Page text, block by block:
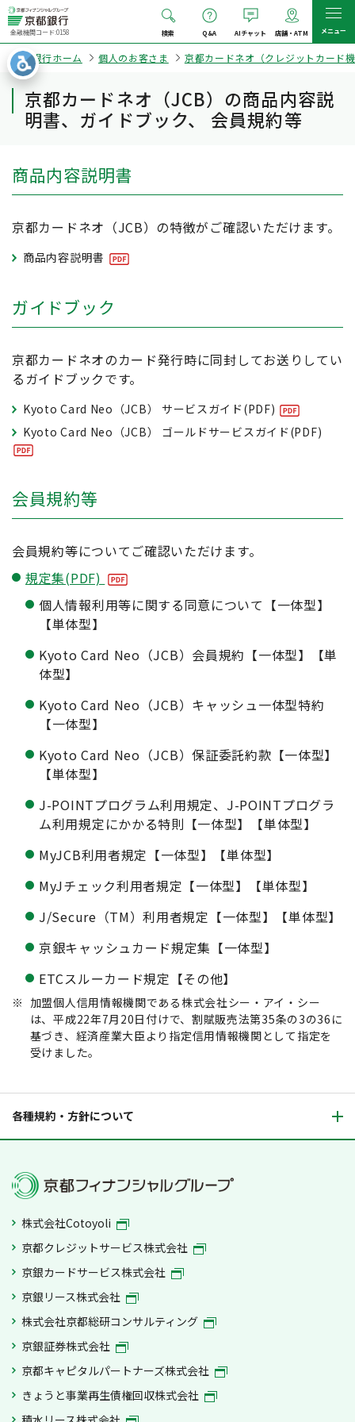
金融機関コード:0158 検索 Q&A AIチャット 店舗・ATM メニュー
京都銀行ホーム 個人のお客さま 京都カードネオ（クレジットカード
京都カードネオ（JCB）の商品内容説
明書、ガイドブック、 会員規約等
商品内容説明書
京都カードネオ（JCB）の特徴がご確認いただけます。
商品内容説明書
ガイドブック
京都カードネオのカード発行時に同封してお送りしてい
るガイドブックです。
Kyoto Card Neo（JCB） サービスガイド(PDF)
Kyoto Card Neo（JCB） ゴールドサービスガイド(PDF)
会員規約等
会員規約等についてご確認いただけます。
規定集(PDF)
個人情報利用等に関する同意について【一体型】
【単体型】
Kyoto Card Neo（JCB）会員規約【一体型】【単
体型】
Kyoto Card Neo（JCB）キャッシュ一体型特約
【一体型】
Kyoto Card Neo（JCB）保証委託約款【一体型】
【単体型】
J-POINTプログラム利用規定、J-POINTプログラ
ム利用規定にかかる特則【一体型】【単体型】
MyJCB利用者規定【一体型】【単体型】
MyJチェック利用者規定【一体型】【単体型】
J/Secure（TM）利用者規定【一体型】【単体型】
京銀キャッシュカード規定集【一体型】
ETCスルーカード規定【その他】
※ 加盟個人信用情報機関である株式会社シー・アイ・シー
は、平成22年7月20日付けで、割賦販売法第35条の3の36に
基づき、経済産業大臣より指定信用情報機関として指定を
受けました。
各種規約・方針について
株式会社Cotoyoli
京都クレジットサービス株式会社
京銀カードサービス株式会社
京銀リース株式会社
株式会社京都総研コンサルティング
京銀証券株式会社
京都キャピタルパートナーズ株式会社
きょうと事業再生債権回収株式会社